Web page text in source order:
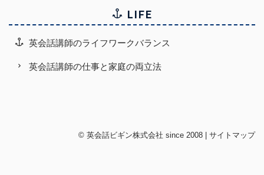
LIFE
英会話講師のライフワークバランス
英会話講師の仕事と家庭の両立法
© 英会話ビギン株式会社 since 2008 | サイトマップ